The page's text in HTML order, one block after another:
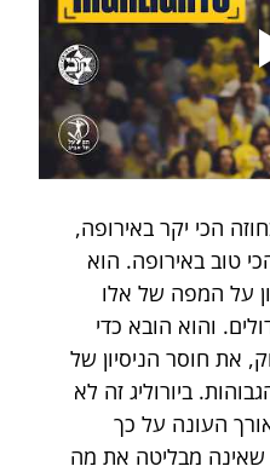
הכי יקר באירופה,
טוב באירופה. הוא
על המפה של אלו
והוא הובא כדי
את חוסר הניסיון של
ביורוליג זה לא
העונה על כך
מבליטה את מה